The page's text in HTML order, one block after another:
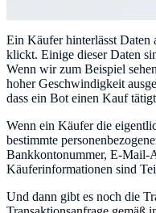
Ein Käufer hinterlässt Daten
klickt. Einige dieser Daten
Wenn wir zum Beispiel
hoher Geschwindigkeit
dass ein Bot einen Kauf
Wenn ein Käufer die
bestimmte
Bankkontonummer, E-Mail-
Käuferinformationen sind
Und dann gibt es noch die